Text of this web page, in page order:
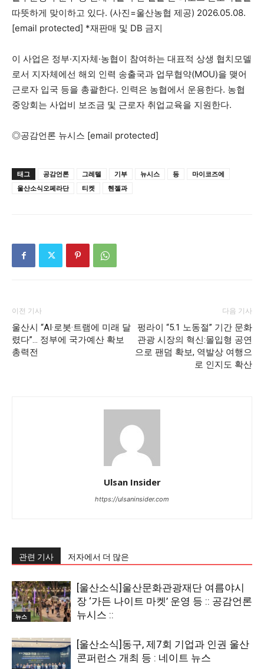
따뜻하게 맞이하고 있다. (사진=울산농협 제공) 2026.05.08.
[email protected] *재판매 및 DB 금지
이 사업은 정부·지자체·농협이 참여하는 대표적 상생 협치모델
로서 지자체에선 해외 인력 송출국과 업무협약(MOU)을 맺어
근로자 입국 등을 총괄한다. 인력은 농협에서 운용한다. 농협
중앙회는 사업비 보조금 및 근로자 취업교육을 지원한다.
◎공감언론 뉴시스 [email protected]
태그 공감언론 그레텔 기부 뉴시스 등
마이코즈에
울산소식오페라단
티켓 헨젤과
이전 기사
울산시 “AI·로봇·트램에 미래 달
렸다”… 정부에 국가예산 확보
총력전
다음 기사
펑라이 “5.1 노동절” 기간 문화
관광 시장의 혁신:몰입형 공연
으로 팬덤 확보, 역발상 여행으
로 인지도 확산
Ulsan Insider
https://ulsaninsider.com
관련 기사 저자에서 더 많은
뉴스
[울산소식]울산문화관광재단 여름야시
장 ‘가든 나이트 마켓’ 운영 등 :: 공감언론
뉴시스 ::
[울산소식]동구, 제7회 기업과 인권 울산
콘퍼런스 개최 등 : 네이트 뉴스